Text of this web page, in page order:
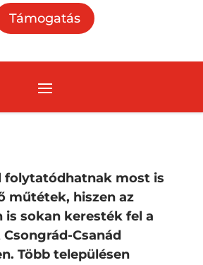
Támogatás
folytatódhatnak most is
műtétek, hiszen az
is sokan keresték fel a
Csanád
Több településen